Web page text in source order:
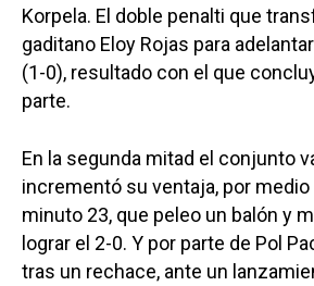
Korpela. El doble penalti que
gaditano Eloy Rojas para
(1-0), resultado con el que
parte.
En la segunda mitad el conjunto
incrementó su ventaja, por medio
minuto 23, que peleo un balón y
lograr el 2-0. Y por parte de Pol
tras un rechace, ante un